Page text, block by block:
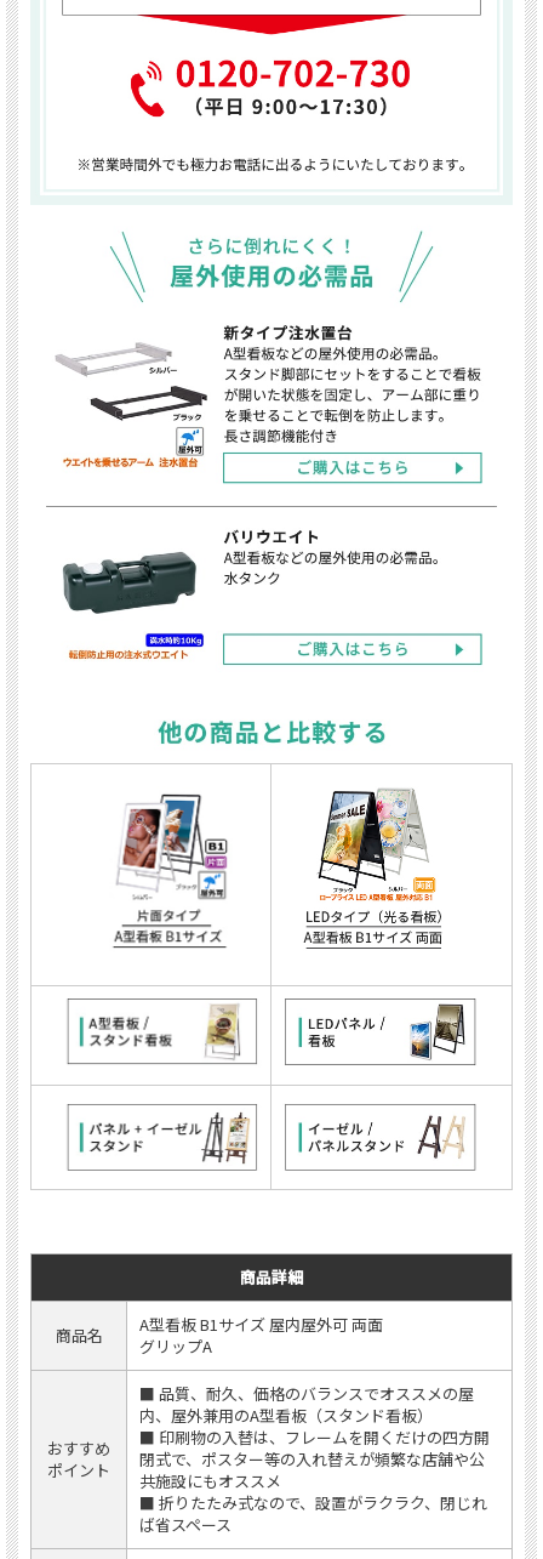
商品詳細
商品名
A型看板 B1サイズ 屋内屋外可 両面
グリップA
おすすめ
ポイント
■ 品質、耐久、価格のバランスでオススメの屋
内、屋外兼用のA型看板（スタンド看板）
■ 印刷物の入替は、フレームを開くだけの四方開
閉式で、ポスター等の入れ替えが頻繁な店舗や公
共施設にもオススメ
■ 折りたたみ式なので、設置がラクラク、閉じれ
ば省スペース